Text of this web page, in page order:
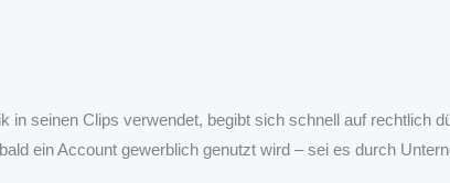
seinen Clips verwendet, begibt sich schnell auf rechtlich
ein Account gewerblich genutzt wird – sei es durch